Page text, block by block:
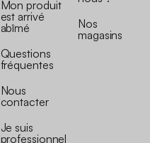
Mon produit
est arrivé
abîmé
Questions
fréquentes
Nous
contacter
Je suis
professionnel
Nos
magasins